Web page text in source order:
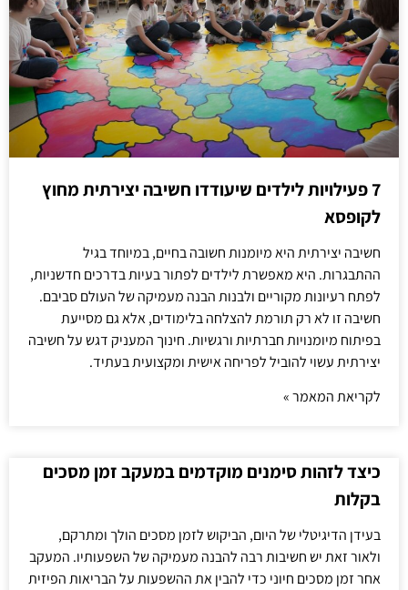
7 פעילויות לילדים שיעודדו חשיבה יצירתית מחוץ
לקופסא
חשיבה יצירתית היא מיומנות חשובה בחיים, במיוחד בגיל
ההתבגרות. היא מאפשרת לילדים לפתור בעיות בדרכים חדשניות,
לפתח רעיונות מקוריים ולבנות הבנה מעמיקה של העולם סביבם.
חשיבה זו לא רק תורמת להצלחה בלימודים, אלא גם מסייעת
בפיתוח מיומנויות חברתיות ורגשיות. חינוך המעניק דגש על חשיבה
יצירתית עשוי להוביל לפריחה אישית ומקצועית בעתיד.
לקריאת המאמר »
כיצד לזהות סימנים מוקדמים במעקב זמן מסכים
בקלות
בעידן הדיגיטלי של היום, הביקוש לזמן מסכים הולך ומתרקם,
ולאור זאת יש חשיבות רבה להבנה מעמיקה של השפעותיו. המעקב
אחר זמן מסכים חיוני כדי להבין את ההשפעות על הבריאות הפיזית